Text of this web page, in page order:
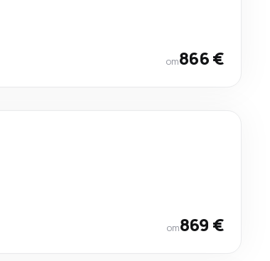
от866 €
от869 €